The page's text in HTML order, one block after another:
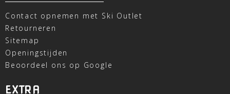
Contact opnemen met Ski Outlet
Retourneren
Sitemap
Openingstijden
Beoordeel ons op Google
EXTRA